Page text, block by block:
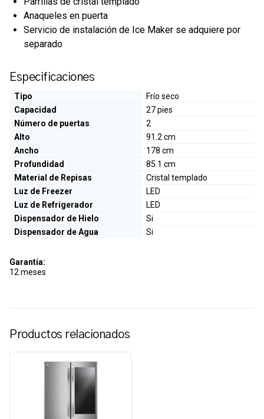
Anaqueles en puerta
Servicio de instalación de Ice Maker se adquiere por
separado
Especificaciones
Tipo
Frío seco
Capacidad
27 pies
Número de puertas
2
Alto
91.2 cm
Ancho
178 cm
Profundidad
85.1 cm
Material de Repisas
Cristal templado
Luz de Freezer
LED
Luz de Refrigerador
LED
Dispensador de Hielo
Si
Dispensador de Agua
Si
Garantía:
12 meses
Productos relacionados